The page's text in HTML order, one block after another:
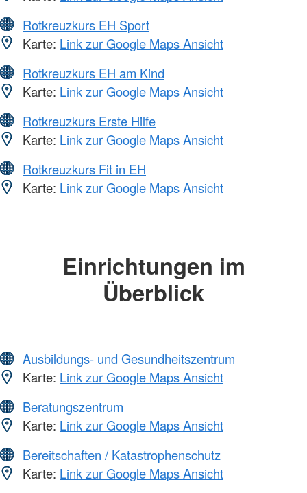
Rotkreuzkurs EH Sport
Karte: Link zur Google Maps Ansicht
Rotkreuzkurs EH am Kind
Karte: Link zur Google Maps Ansicht
Rotkreuzkurs Erste Hilfe
Karte: Link zur Google Maps Ansicht
Rotkreuzkurs Fit in EH
Karte: Link zur Google Maps Ansicht
Einrichtungen im
Überblick
Ausbildungs- und Gesundheitszentrum
Karte: Link zur Google Maps Ansicht
Beratungszentrum
Karte: Link zur Google Maps Ansicht
Bereitschaften / Katastrophenschutz
Karte: Link zur Google Maps Ansicht